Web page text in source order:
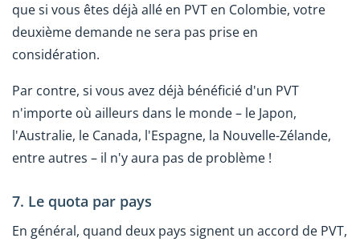
que si vous êtes déjà allé en PVT en Colombie, votre
deuxième demande ne sera pas prise en
considération.
Par contre, si vous avez déjà bénéficié d'un PVT
n'importe où ailleurs dans le monde – le Japon,
l'Australie, le Canada, l'Espagne, la Nouvelle-Zélande,
entre autres – il n'y aura pas de problème !
7. Le quota par pays
En général, quand deux pays signent un accord de PVT,